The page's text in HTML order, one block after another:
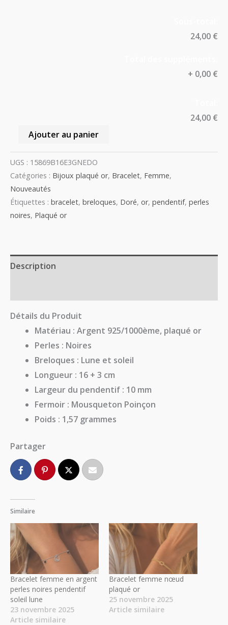
24,00 €
+ 0,00 €
24,00 €
Ajouter au panier
UGS : 15869B16E3GNEDO
Catégories : Bijoux plaqué or, Bracelet, Femme,
Nouveautés
Étiquettes : bracelet, breloques, Doré, or, pendentif, perles
noires, Plaqué or
Description
Détails du Produit
Matériau : Argent 925/1000ème, plaqué or
Perles : Noires
Breloques : Lune et soleil
Longueur : 16 + 3 cm
Largeur du pendentif : 10 mm
Fermoir : Mousqueton Poinçon
Poids : 1,57 grammes
Partager
Similaire
Bracelet femme en argent
perles noires pendentif
soleil lune
23 novembre 2025
Article similaire
Bracelet femme nœud
plaqué or
25 novembre 2025
Article similaire